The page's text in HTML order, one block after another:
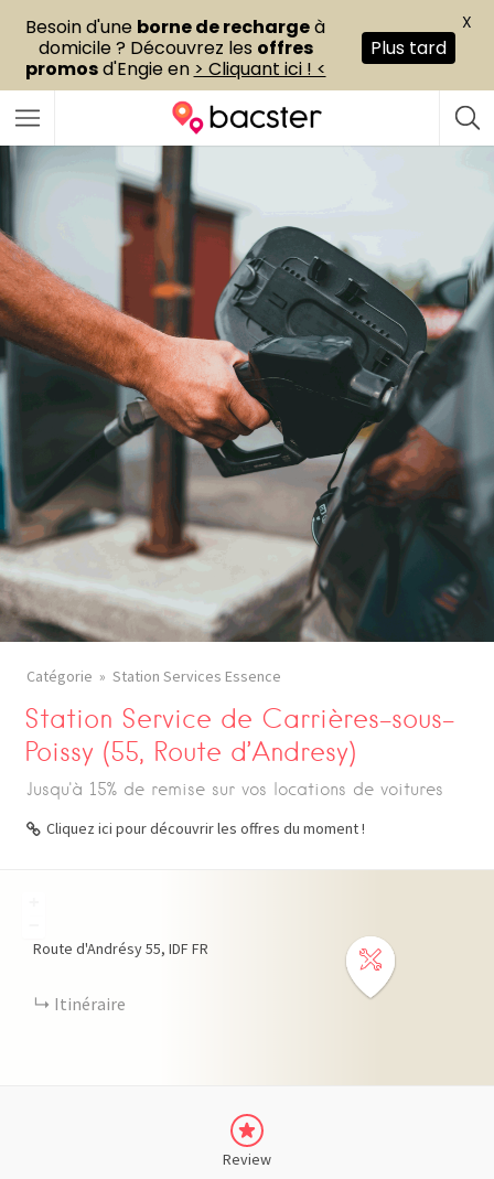
Catégorie Station Services Essence
Station Service de Carrières-sous-
Poissy (55, Route d’Andresy)
Jusqu'à 15% de remise sur vos locations de voitures
Cliquez ici pour découvrir les offres du moment !
Route d'Andrésy55 IDF FR
Itinéraire
Review
Besoin d'une borne de rechargeà
domicile ? Découvrez les offres
promosd'Engie en > Cliquant ici ! <
Plus tard
X